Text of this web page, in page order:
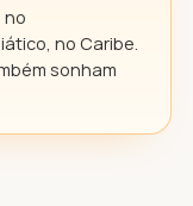
no
no Caribe.
sonham